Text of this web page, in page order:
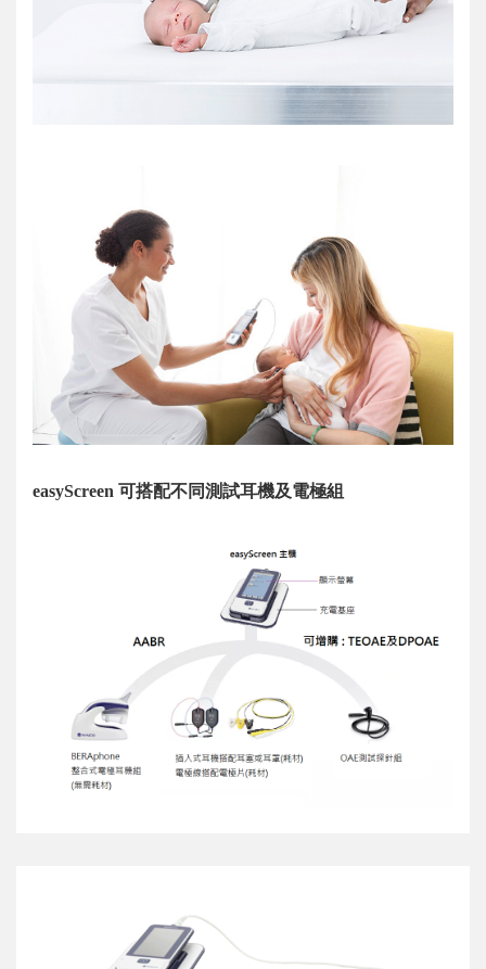
easyScreen 可搭配不同測試耳機及電極組